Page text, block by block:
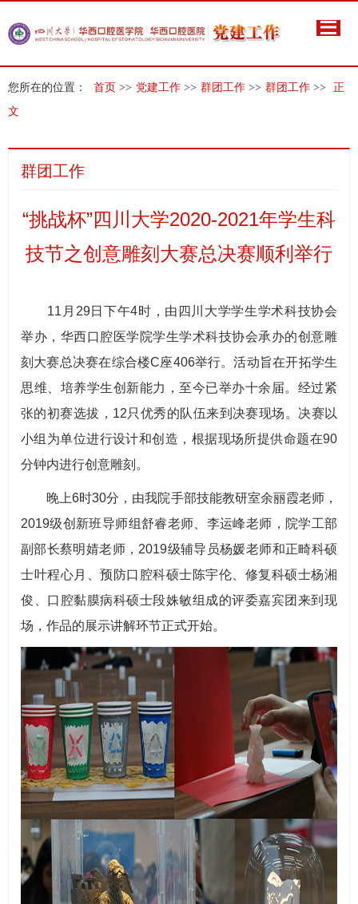
您所在的位置： 首页 >> 党建工作 >> 群团工作 >> 群团工作 >>
正
文
群团工作
“挑战杯”四川大学2020-2021年学生科
技节之创意雕刻大赛总决赛顺利举行
11月29日下午4时，由四川大学学生学术科技协会
举办，华西口腔医学院学生学术科技协会承办的创意雕
刻大赛总决赛在综合楼C座406举行。活动旨在开拓学生
思维、培养学生创新能力，至今已举办十余届。经过紧
张的初赛选拔，12只优秀的队伍来到决赛现场。决赛以
小组为单位进行设计和创造，根据现场所提供命题在90
分钟内进行创意雕刻。
晚上6时30分，由我院手部技能教研室余丽霞老师，
2019级创新班导师组舒睿老师、李运峰老师，院学工部
副部长蔡明婧老师，2019级辅导员杨媛老师和正畸科硕
士叶程心月、预防口腔科硕士陈宇伦、修复科硕士杨湘
俊、口腔黏膜病科硕士段姝敏组成的评委嘉宾团来到现
场，作品的展示讲解环节正式开始。